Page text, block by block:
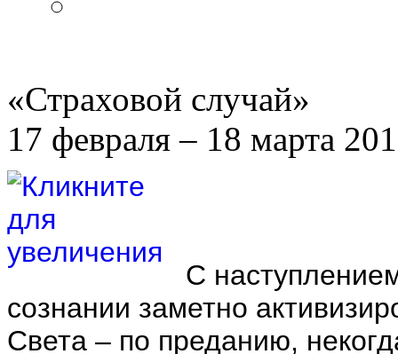
«Страховой случай»
17 февраля – 18 марта
С
сознании заметно
Света – по преданию,